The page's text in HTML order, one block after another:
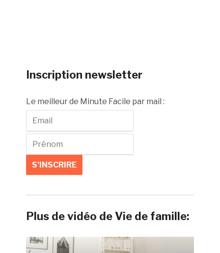
Inscription newsletter
Le meilleur de Minute Facile par mail :
Plus de vidéo de Vie de famille: